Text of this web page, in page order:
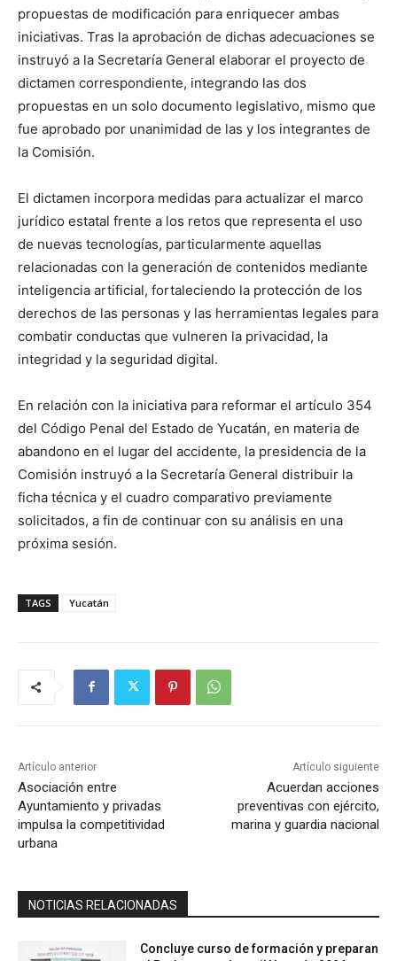
propuestas de modificación para enriquecer ambas
iniciativas. Tras la aprobación de dichas adecuaciones se
instruyó a la Secretaría General elaborar el proyecto de
dictamen correspondiente, integrando las dos
propuestas en un solo documento legislativo, mismo que
fue aprobado por unanimidad de las y los integrantes de
la Comisión.
El dictamen incorpora medidas para actualizar el marco
jurídico estatal frente a los retos que representa el uso
de nuevas tecnologías, particularmente aquellas
relacionadas con la generación de contenidos mediante
inteligencia artificial, fortaleciendo la protección de los
derechos de las personas y las herramientas legales para
combatir conductas que vulneren la privacidad, la
integridad y la seguridad digital.
En relación con la iniciativa para reformar el artículo 354
del Código Penal del Estado de Yucatán, en materia de
abandono en el lugar del accidente, la presidencia de la
Comisión instruyó a la Secretaría General distribuir la
ficha técnica y el cuadro comparativo previamente
solicitados, a fin de continuar con su análisis en una
próxima sesión.
TAGS Yucatán
Artículo anterior
Asociación entre
Ayuntamiento y privadas
impulsa la competitividad
urbana
Artículo siguiente
Acuerdan acciones
preventivas con ejército,
marina y guardia nacional
NOTICIAS RELACIONADAS
Concluye curso de formación y preparan